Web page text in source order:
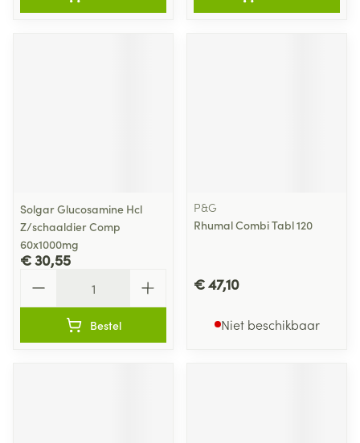
Solgar Glucosamine Hcl
Z/schaaldier Comp
60x1000mg
€ 30,55
Bestel
P&G
Rhumal Combi Tabl 120
€ 47,10
Niet beschikbaar